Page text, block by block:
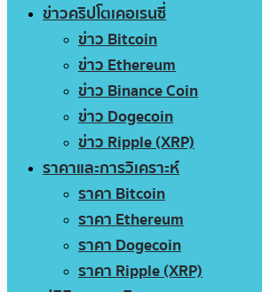
ข่าวคริปโตเคอเรนซี่
ข่าว Bitcoin
ข่าว Ethereum
ข่าว Binance Coin
ข่าว Dogecoin
ข่าว Ripple (XRP)
ราคาและการวิเคราะห์
ราคา Bitcoin
ราคา Ethereum
ราคา Dogecoin
ราคา Ripple (XRP)